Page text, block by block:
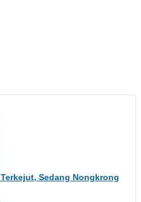
Terkejut, Sedang Nongkrong